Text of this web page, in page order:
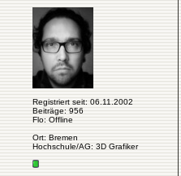
Registriert seit: 06.11.2002
Beiträge: 956
Flo: Offline
Ort: Bremen
Hochschule/AG: 3D Grafiker